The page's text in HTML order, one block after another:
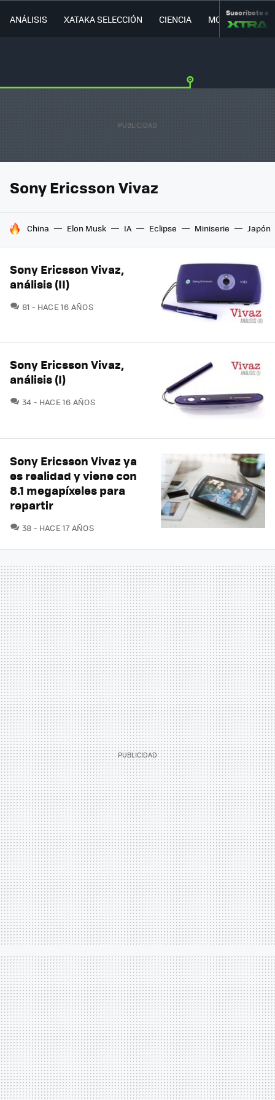
ANÁLISIS XATAKA SELECCIÓN CIENCIA MOVILIDAD
Suscríbete a
Sony Ericsson Vivaz
HOY SE HABLA DE
China Elon Musk IA Eclipse Miniserie Japón
Sony Ericsson Vivaz,
análisis (II)
81 COMENTARIOS
HACE 16 AÑOS
Sony Ericsson Vivaz,
análisis (I)
34 COMENTARIOS
HACE 16 AÑOS
Sony Ericsson Vivaz ya
es realidad y viene con
8.1 megapíxeles para
repartir
38 COMENTARIOS
HACE 17 AÑOS